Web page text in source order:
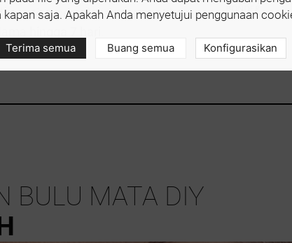
setiap pemakaian memastikan
BULU MATA DIY
saja. Apakah Anda menyetujui penggunaan
Terima semua Buang semua Konfigurasikan